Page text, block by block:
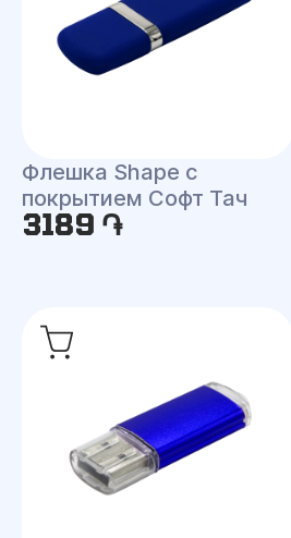
Флешка Shape с
покрытием Софт Тач
3189 ֏